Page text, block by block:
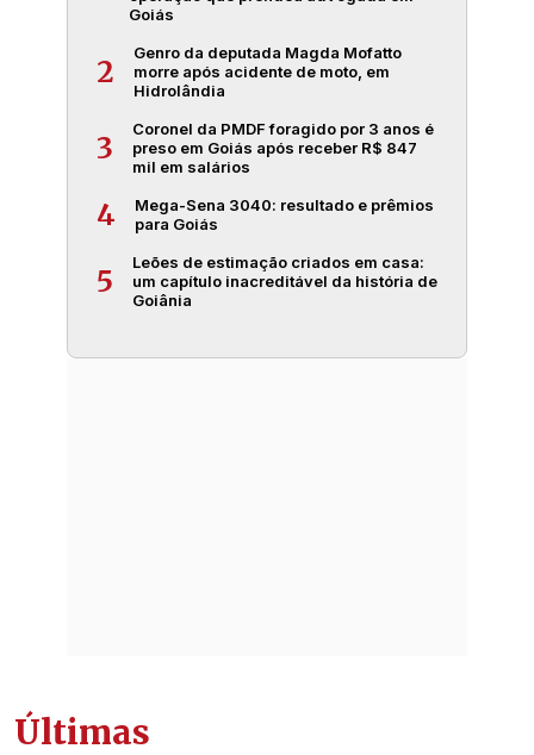
Goiás
2
Genro da deputada Magda Mofatto
morre após acidente de moto, em
Hidrolândia
3
Coronel da PMDF foragido por 3 anos é
preso em Goiás após receber R$ 847
mil em salários
4
Mega-Sena 3040: resultado e prêmios
para Goiás
5
Leões de estimação criados em casa:
um capítulo inacreditável da história de
Goiânia
Últimas